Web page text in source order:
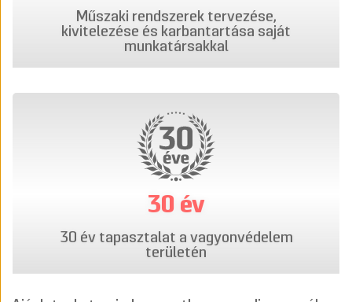
Műszaki rendszerek tervezése,
kivitelezése és karbantartása saját
munkatársakkal
30 év
30 év tapasztalat a vagyonvédelem
területén